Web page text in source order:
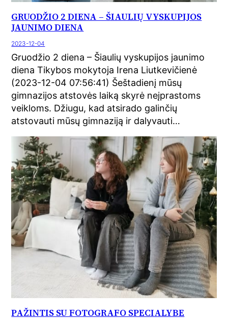
GRUODŽIO 2 DIENA – ŠIAULIŲ VYSKUPIJOS
JAUNIMO DIENA
2023-12-04
Gruodžio 2 diena – Šiaulių vyskupijos jaunimo
diena Tikybos mokytoja Irena Liutkevičienė
(2023-12-04 07:56:41) Šeštadienį mūsų
gimnazijos atstovės laiką skyrė neįprastoms
veikloms. Džiugu, kad atsirado galinčių
atstovauti mūsų gimnaziją ir dalyvauti…
PAŽINTIS SU FOTOGRAFO SPECIALYBE